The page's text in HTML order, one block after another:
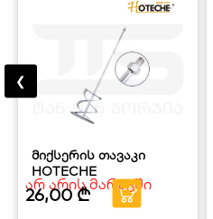
მიქსერის თავაკი
HOTECHE
არ არის მარაგში
26,00₾
❮